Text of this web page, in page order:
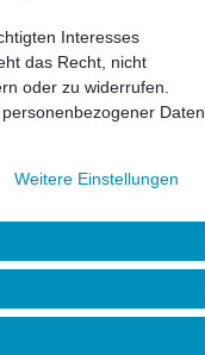
Interesses
das Recht, nicht
oder zu widerrufen.
Daten
Weitere Einstellungen